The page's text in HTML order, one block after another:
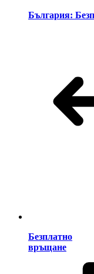
България:
Безплатно
връщане